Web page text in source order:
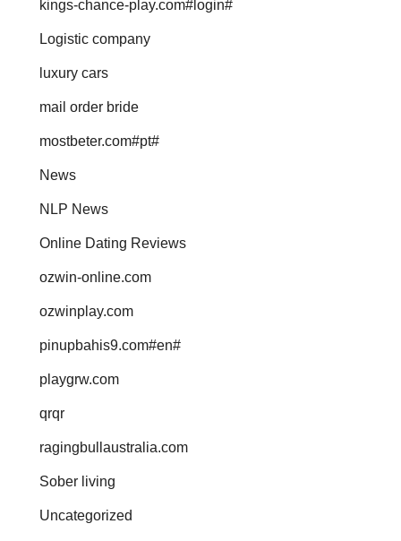
kings-chance-play.com#login#
Logistic company
luxury cars
mail order bride
mostbeter.com#pt#
News
NLP News
Online Dating Reviews
ozwin-online.com
ozwinplay.com
pinupbahis9.com#en#
playgrw.com
qrqr
ragingbullaustralia.com
Sober living
Uncategorized